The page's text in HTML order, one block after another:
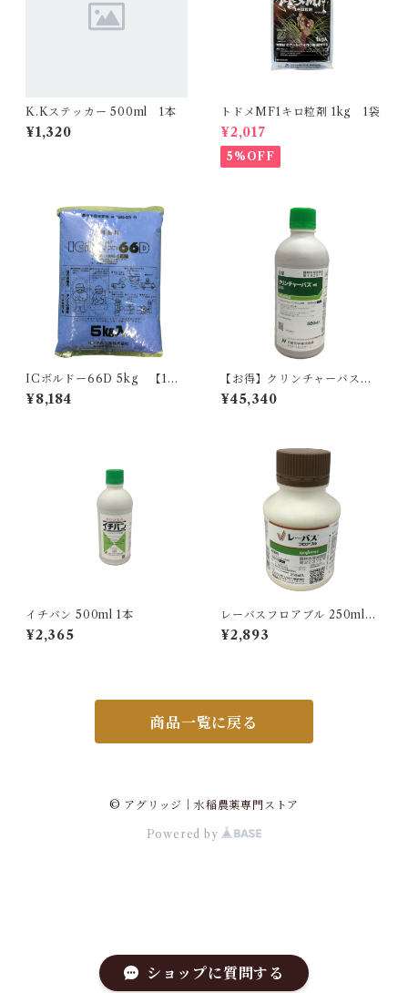
ショップに質問する
K.Kステッカー 500ml 1本
¥1,320
トドメMF1キロ粒剤 1kg 1袋
¥2,017
5%OFF
ICボルドー66D 5kg 【1
箱】4袋入
¥8,184
【お得】クリンチャーバスME
液剤 500ml 【1箱】20本入
¥45,340
イチバン 500ml 1本
¥2,365
レーバスフロアブル 250ml 1
本
¥2,893
商品一覧に戻る
© アグリッジ｜水稲農薬専門ストア
Powered by